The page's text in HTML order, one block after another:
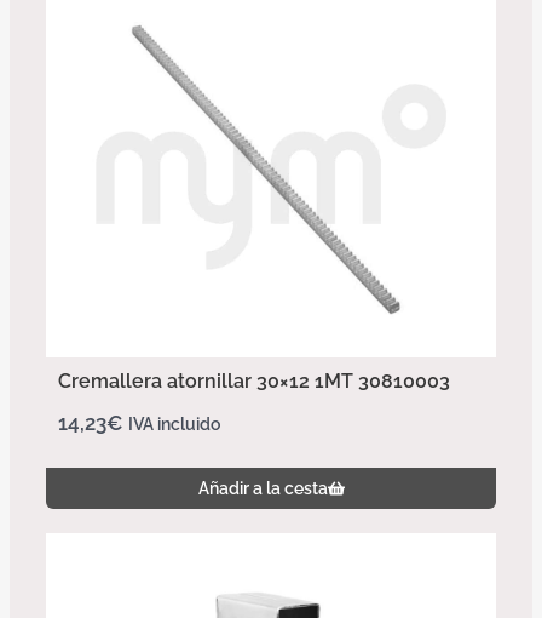
Cremallera atornillar 30×12 1MT 30810003
14,23€ IVA incluido
Añadir a la cesta